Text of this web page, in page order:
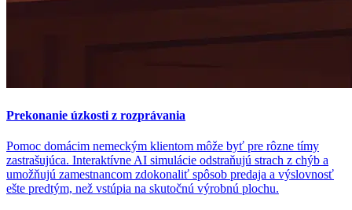
Prekonanie úzkosti z rozprávania
Pomoc domácim nemeckým klientom môže byť pre rôzne tímy
zastrašujúca. Interaktívne AI simulácie odstraňujú strach z chýb a
umožňujú zamestnancom zdokonaliť spôsob predaja a výslovnosť
ešte predtým, než vstúpia na skutočnú výrobnú plochu.